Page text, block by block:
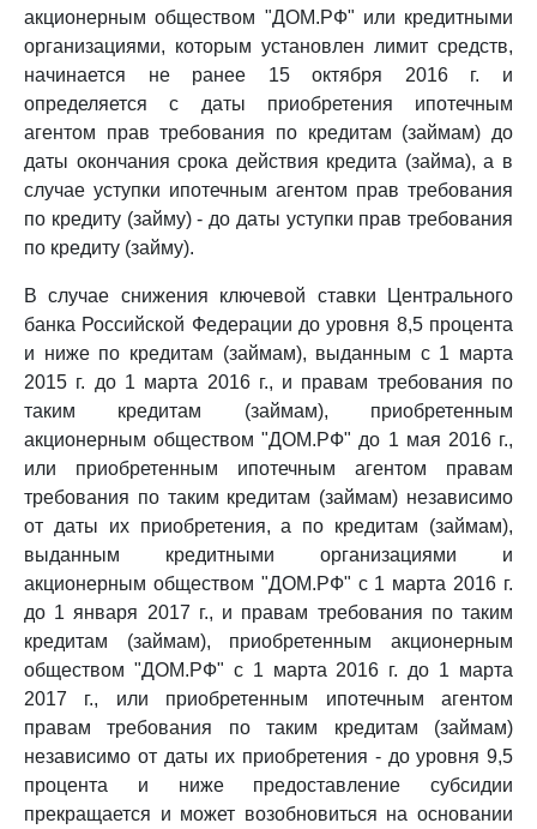
акционерным обществом "ДОМ.РФ" или кредитными
организациями, которым установлен лимит средств,
начинается не ранее 15 октября 2016 г. и
определяется с даты приобретения ипотечным
агентом прав требования по кредитам (займам) до
даты окончания срока действия кредита (займа), а в
случае уступки ипотечным агентом прав требования
по кредиту (займу) - до даты уступки прав требования
по кредиту (займу).
В случае снижения ключевой ставки Центрального
банка Российской Федерации до уровня 8,5 процента
и ниже по кредитам (займам), выданным с 1 марта
2015 г. до 1 марта 2016 г., и правам требования по
таким кредитам (займам), приобретенным
акционерным обществом "ДОМ.РФ" до 1 мая 2016 г.,
или приобретенным ипотечным агентом правам
требования по таким кредитам (займам) независимо
от даты их приобретения, а по кредитам (займам),
выданным кредитными организациями и
акционерным обществом "ДОМ.РФ" с 1 марта 2016 г.
до 1 января 2017 г., и правам требования по таким
кредитам (займам), приобретенным акционерным
обществом "ДОМ.РФ" с 1 марта 2016 г. до 1 марта
2017 г., или приобретенным ипотечным агентом
правам требования по таким кредитам (займам)
независимо от даты их приобретения - до уровня 9,5
процента и ниже предоставление субсидии
прекращается и может возобновиться на основании